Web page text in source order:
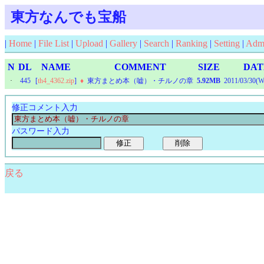
東方なんでも宝船
| Home | File List | Upload | Gallery | Search | Ranking | Setting |
N DL NAME COMMENT SIZE
· 445 [th4_4362.zip] ♦ 東方まとめ本（嘘）・チルノの章 5.92MB 2011/03/
修正コメント入力
パスワード入力
戻る